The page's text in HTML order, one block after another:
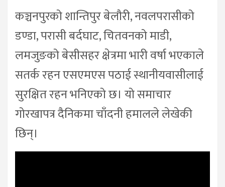
कञ्चनपुरको शान्तिपुर बेलौरी, नवलपरासीको
डण्डा, परासी बर्दघाट, चितवनको माडी,
लमजुङको बेसीसहर क्षेत्रमा भारी वर्षा भएकाले
सतर्क रहन एसएमएस पठाई स्थानीयवासीलाई
सुरक्षित रहन भनिएको छ। यो समाचार
गोरखापत्र दैनिकमा चाँदनी हमालले लेखेकी
छिन्।